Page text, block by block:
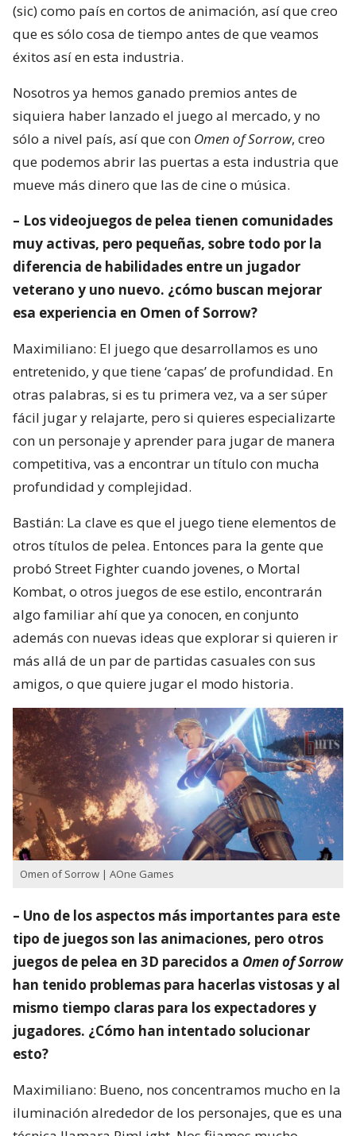
(sic) como país en cortos de animación, así que creo
que es sólo cosa de tiempo antes de que veamos
éxitos así en esta industria.
Nosotros ya hemos ganado premios antes de
siquiera haber lanzado el juego al mercado, y no
sólo a nivel país, así que con Omen of Sorrow, creo
que podemos abrir las puertas a esta industria que
mueve más dinero que las de cine o música.
– Los videojuegos de pelea tienen comunidades
muy activas, pero pequeñas, sobre todo por la
diferencia de habilidades entre un jugador
veterano y uno nuevo. ¿cómo buscan mejorar
esa experiencia en Omen of Sorrow?
Maximiliano: El juego que desarrollamos es uno
entretenido, y que tiene ‘capas’ de profundidad. En
otras palabras, si es tu primera vez, va a ser súper
fácil jugar y relajarte, pero si quieres especializarte
con un personaje y aprender para jugar de manera
competitiva, vas a encontrar un título con mucha
profundidad y complejidad.
Bastián: La clave es que el juego tiene elementos de
otros títulos de pelea. Entonces para la gente que
probó Street Fighter cuando jovenes, o Mortal
Kombat, o otros juegos de ese estilo, encontrarán
algo familiar ahí que ya conocen, en conjunto
además con nuevas ideas que explorar si quieren ir
más allá de un par de partidas casuales con sus
amigos, o que quiere jugar el modo historia.
Omen of Sorrow | AOne Games
– Uno de los aspectos más importantes para este
tipo de juegos son las animaciones, pero otros
juegos de pelea en 3D parecidos a Omen of Sorrow
han tenido problemas para hacerlas vistosas y al
mismo tiempo claras para los expectadores y
jugadores. ¿Cómo han intentado solucionar
esto?
Maximiliano: Bueno, nos concentramos mucho en la
iluminación alrededor de los personajes, que es una